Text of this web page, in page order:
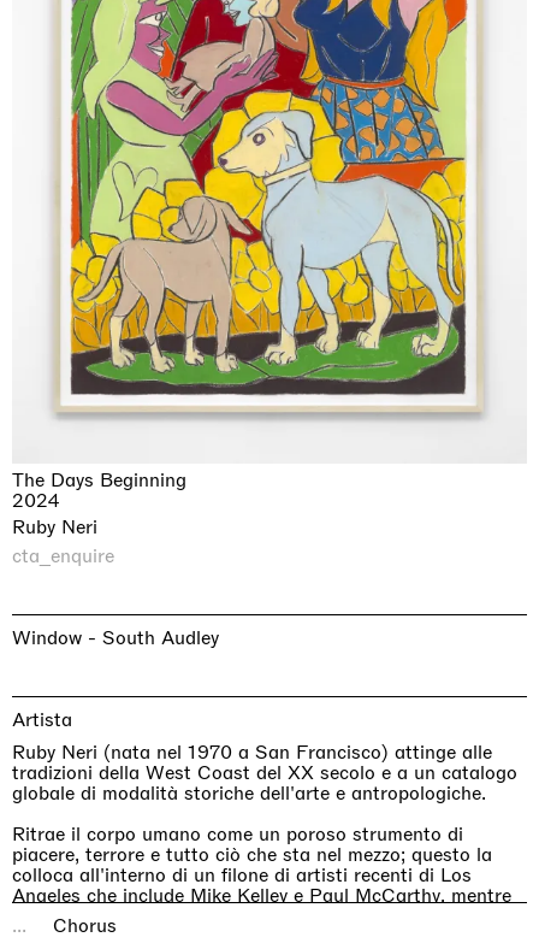
The Days Beginning
2024
Ruby Neri
cta_enquire
Window - South Audley
Artista
Ruby Neri (nata nel 1970 a San Francisco) attinge alle
tradizioni della West Coast del XX secolo e a un catalogo
globale di modalità storiche dell'arte e antropologiche.
Ritrae il corpo umano come un poroso strumento di
piacere, terrore e tutto ciò che sta nel mezzo; questo la
colloca all'interno di un filone di artisti recenti di Los
Angeles che include Mike Kelley e Paul McCarthy, mentre
la sua inclinazione per l'artigianato manuale la collega ai
movimenti figurativi e funk della Bay Area.
... Chorus